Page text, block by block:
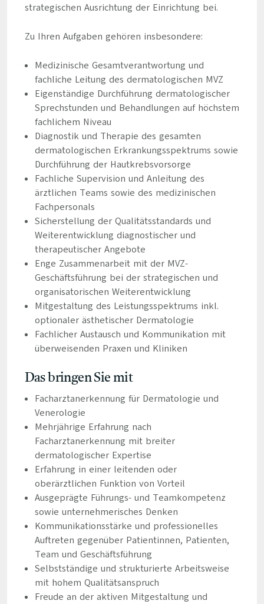
strategischen Ausrichtung der Einrichtung bei.
Zu Ihren Aufgaben gehören insbesondere:
Medizinische Gesamtverantwortung und
fachliche Leitung des dermatologischen MVZ
Eigenständige Durchführung dermatologischer
Sprechstunden und Behandlungen auf höchstem
fachlichem Niveau
Diagnostik und Therapie des gesamten
dermatologischen Erkrankungsspektrums sowie
Durchführung der Hautkrebsvorsorge
Fachliche Supervision und Anleitung des
ärztlichen Teams sowie des medizinischen
Fachpersonals
Sicherstellung der Qualitätsstandards und
Weiterentwicklung diagnostischer und
therapeutischer Angebote
Enge Zusammenarbeit mit der MVZ-
Geschäftsführung bei der strategischen und
organisatorischen Weiterentwicklung
Mitgestaltung des Leistungsspektrums inkl.
optionaler ästhetischer Dermatologie
Fachlicher Austausch und Kommunikation mit
überweisenden Praxen und Kliniken
Das bringen Sie mit
Facharztanerkennung für Dermatologie und
Venerologie
Mehrjährige Erfahrung nach
Facharztanerkennung mit breiter
dermatologischer Expertise
Erfahrung in einer leitenden oder
oberärztlichen Funktion von Vorteil
Ausgeprägte Führungs- und Teamkompetenz
sowie unternehmerisches Denken
Kommunikationsstärke und professionelles
Auftreten gegenüber Patientinnen, Patienten,
Team und Geschäftsführung
Selbstständige und strukturierte Arbeitsweise
mit hohem Qualitätsanspruch
Freude an der aktiven Mitgestaltung und